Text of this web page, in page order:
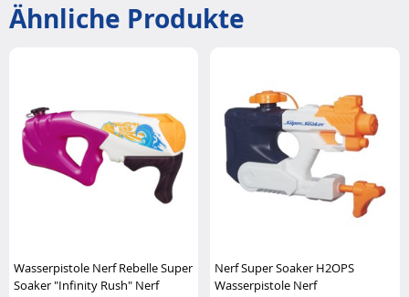
Ähnliche Produkte
Wasserpistole Nerf Rebelle Super
Soaker "Infinity Rush" Nerf
Nerf Super Soaker H2OPS
Wasserpistole Nerf